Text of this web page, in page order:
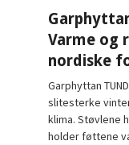
Varme og
nordiske
Garphyttan
slitesterke
klima. Støvlene
holder føttene